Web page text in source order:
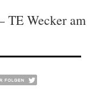
TE Wecker am